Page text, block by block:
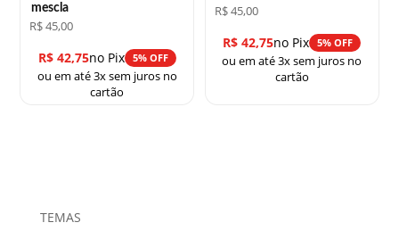
mescla
R$45,00
R$42,75no Pix 5% OFF
ou em até 3x sem juros no
cartão
R$45,00
R$ 42,75no Pix 5% OFF
ou em até 3x sem juros no
cartão
TEMAS